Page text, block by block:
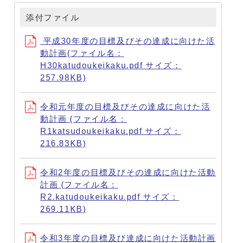
添付ファイル
平成30年度の目標及びその達成に向けた活
動計画(ファイル名：
H30katudoukeikaku.pdf サイズ：
257.98KB)
令和元年度の目標及びその達成に向けた活
動計画 (ファイル名：
R1katsudoukeikaku.pdf サイズ：
216.83KB)
令和2年度の目標及びその達成に向けた活動
計画 (ファイル名：
R2.katudoukeikaku.pdf サイズ：
269.11KB)
令和3年度の目標及び達成に向けた活動計画